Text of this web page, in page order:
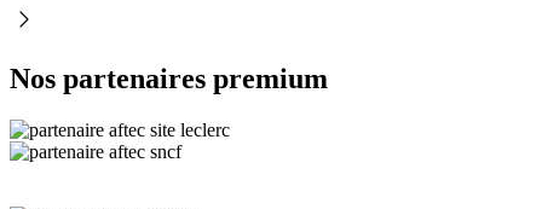
Nos partenaires premium